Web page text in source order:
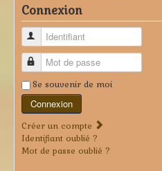
Connexion
Identifiant
Mot de passe
Se souvenir de moi
Connexion
Créer un compte
Identifiant oublié ?
Mot de passe oublié ?